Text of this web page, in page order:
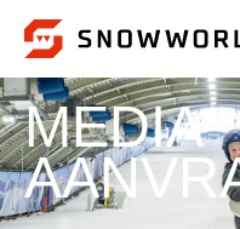
MEDIA